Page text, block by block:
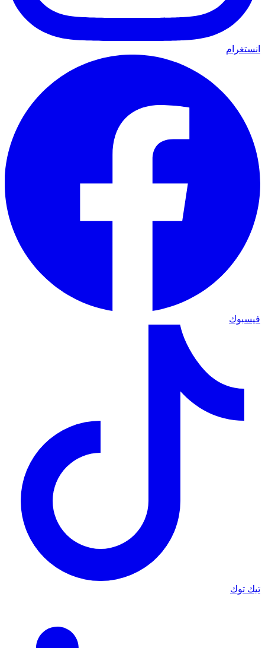
انستغرام
فيسبوك
تيك توك